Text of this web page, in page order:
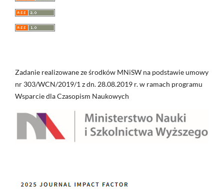
Zadanie realizowane ze środków MNiSW na podstawie umowy
nr 303/WCN/2019/1 z dn. 28.08.2019 r. w ramach programu
Wsparcie dla Czasopism Naukowych